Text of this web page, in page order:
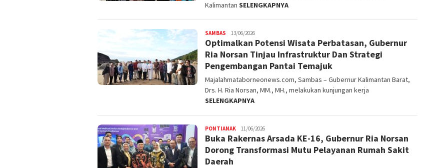
Kalimantan SELENGKAPNYA
SAMBAS alvinrpk75
rifangga
13/06/2026
Optimalkan Potensi Wisata Perbatasan, Gubernur
Ria Norsan Tinjau Infrastruktur Dan Strategi
Pengembangan Pantai Temajuk
Majalahmataborneonews.com, Sambas – Gubernur Kalimantan Barat,
Drs. H. Ria Norsan, MM., MH., melakukan kunjungan kerja
SELENGKAPNYA
PONTIANAK alvinrpk75
rifangga
11/06/2026
Buka Rakernas Arsada KE-16, Gubernur Ria Norsan
Dorong Transformasi Mutu Pelayanan Rumah Sakit
Daerah